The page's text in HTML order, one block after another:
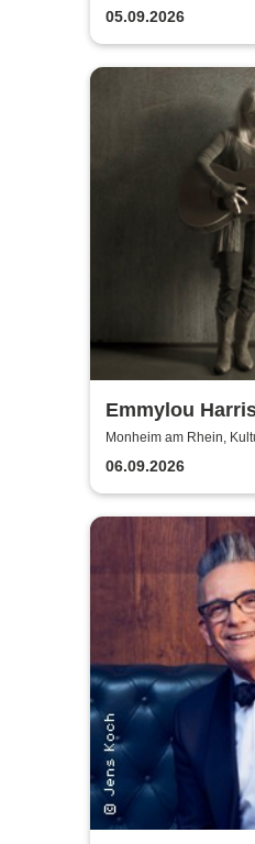
05.09.2026
Emmylou
European
Monheim am Rhein,
06.09.2026